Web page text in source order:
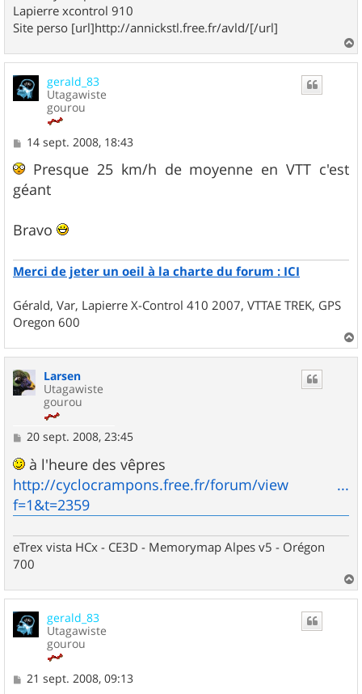
Lapierre xcontrol 910
Site perso [url]http://annickstl.free.fr/avld/[/url]
a
u
gerald_83
Utagawiste
gourou
M
s
a
14 sept. 2008, 18:43
Presque 25 km/h de moyenne en VTT c'est
géant
Bravo
Merci de jeter un oeil à la charte du forum : ICI
Gérald, Var, Lapierre X-Control 410 2007, VTTAE TREK, GPS
Oregon 600
a
Larsen
Utagawiste
gourou
M
s
s
a
g
e
20 sept. 2008, 23:45
à l'heure des vêpres
http://cyclocrampons.free.fr/forum/view ...
f=1&t=2359
eTrex vista HCx - CE3D - Memorymap Alpes v5 - Orégon
700
a
gerald_83
Utagawiste
gourou
M
21 sept. 2008, 09:13